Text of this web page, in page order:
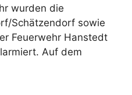
wurden die
Schätzendorf sowie
Feuerwehr Hanstedt
Auf dem